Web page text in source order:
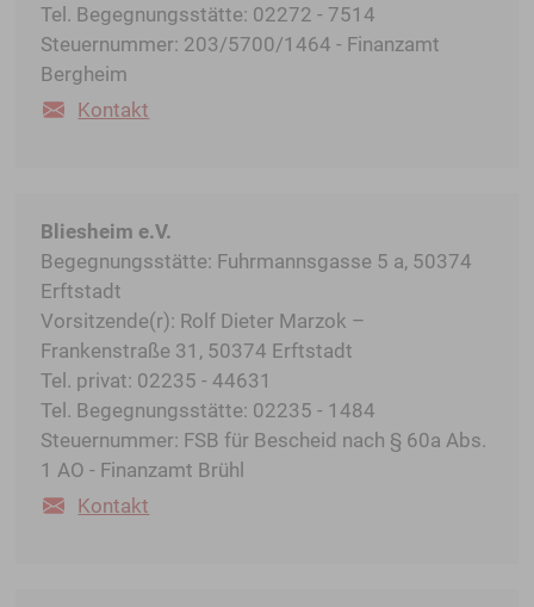
Tel. Begegnungsstätte: 02272 - 7514
Steuernummer: 203/5700/1464 - Finanzamt
Bergheim
Kontakt
Bliesheim e.V.
Begegnungsstätte: Fuhrmannsgasse 5 a, 50374
Erftstadt
Vorsitzende(r): Rolf Dieter Marzok –
Frankenstraße 31, 50374 Erftstadt
Tel. privat: 02235 - 44631
Tel. Begegnungsstätte: 02235 - 1484
Steuernummer: FSB für Bescheid nach § 60a Abs.
1 AO - Finanzamt Brühl
Kontakt